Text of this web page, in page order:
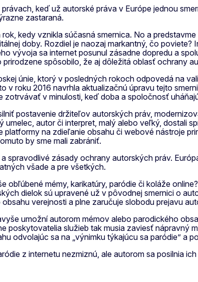
keď už autorské práva v Európe jednou
zastaraná.
kedy vznikla súčasná smernica. No a
doby. Rozdiel je naozaj markantný, čo
vývoja sa internet posunul zásadne dopredu a
spôsobilo, že aj dôležitá oblasť ochrany
únie, ktorý v posledných rokoch odpovedá na
v roku 2016 navrhla aktualizačnú úpravu tejto
v minulosti, keď doba a spoločnosť
postavenie držiteľov autorských práv,
autor či interpret, malý alebo veľký, dostali
na zdieľanie obsahu či webové nástroje
by sme mali zabrániť.
zásady ochrany autorských práv.
všade a pre všetkých.
mémy, karikatúry, paródie či koláže
dielok sú upravené už v pôvodnej smernici o
verejnosti a plne zaručuje slobodu prejavu
umožní autorom mémov alebo parodického
poskytovatelia služieb tak musia zaviesť
odvolajúc sa na „výnimku týkajúcu sa paródie” a
z internetu nezmiznú, ale autorom sa posilnia